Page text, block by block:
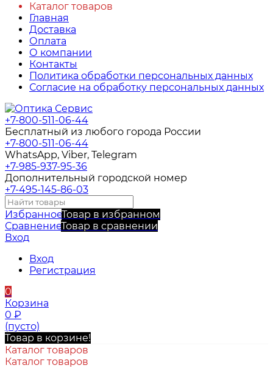
Каталог товаров
Главная
Доставка
Оплата
О компании
Контакты
Политика обработки персональных данных
Согласие на обработку персональных данных
+7-800-511-06-44
Бесплатный из любого города России
+7-800-511-06-44
WhatsApp, Viber, Telegram
+7-985-937-95-36
Дополнительный городской номер
+7-495-145-86-03
ИзбранноеТовар в избранном
СравнениеТовар в сравнении
Вход
Вход
Регистрация
0
Корзина
0 ₽
(пусто)
Товар в корзине!
Каталог товаров
Каталог товаров